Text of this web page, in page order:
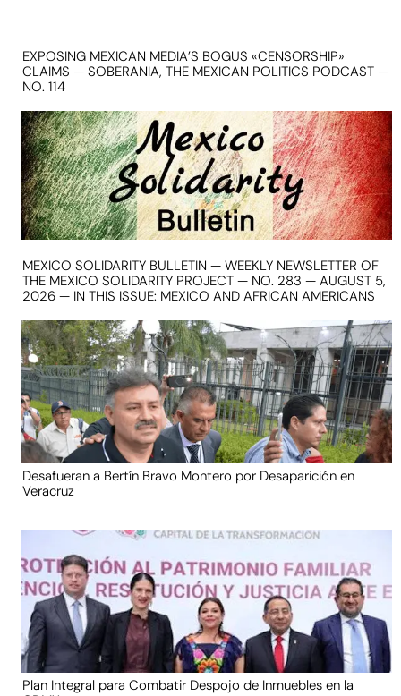
EXPOSING MEXICAN MEDIA’S BOGUS «CENSORSHIP»
CLAIMS — SOBERANIA, THE MEXICAN POLITICS PODCAST —
NO. 114
MEXICO SOLIDARITY BULLETIN — WEEKLY NEWSLETTER OF
THE MEXICO SOLIDARITY PROJECT — NO. 283 — AUGUST 5,
2026 — IN THIS ISSUE: MEXICO AND AFRICAN AMERICANS
Desafueran a Bertín Bravo Montero por Desaparición en
Veracruz
Plan Integral para Combatir Despojo de Inmuebles en la